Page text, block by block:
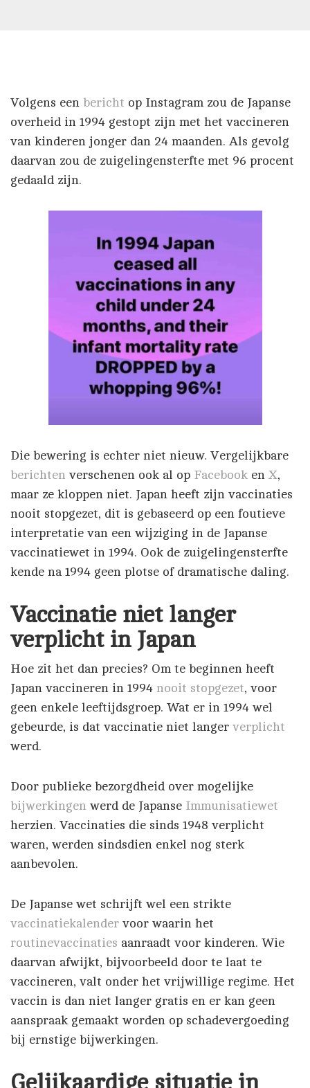
Volgens een bericht op Instagram zou de Japanse
overheid in 1994 gestopt zijn met het vaccineren
van kinderen jonger dan 24 maanden. Als gevolg
daarvan zou de zuigelingensterfte met 96 procent
gedaald zijn.
Die bewering is echter niet nieuw. Vergelijkbare
berichten verschenen ook al op Facebook en X,
maar ze kloppen niet. Japan heeft zijn vaccinaties
nooit stopgezet, dit is gebaseerd op een foutieve
interpretatie van een wijziging in de Japanse
vaccinatiewet in 1994. Ook de zuigelingensterfte
kende na 1994 geen plotse of dramatische daling.
Vaccinatie niet langer
verplicht in Japan
Hoe zit het dan precies? Om te beginnen heeft
Japan vaccineren in 1994 nooit stopgezet, voor
geen enkele leeftijdsgroep. Wat er in 1994 wel
gebeurde, is dat vaccinatie niet langer verplicht
werd.
Door publieke bezorgdheid over mogelijke
bijwerkingen werd de Japanse Immunisatiewet
herzien. Vaccinaties die sinds 1948 verplicht
waren, werden sindsdien enkel nog sterk
aanbevolen.
De Japanse wet schrijft wel een strikte
vaccinatiekalender voor waarin het
routinevaccinaties aanraadt voor kinderen. Wie
daarvan afwijkt, bijvoorbeeld door te laat te
vaccineren, valt onder het vrijwillige regime. Het
vaccin is dan niet langer gratis en er kan geen
aanspraak gemaakt worden op schadevergoeding
bij ernstige bijwerkingen.
Gelijkaardige situatie in